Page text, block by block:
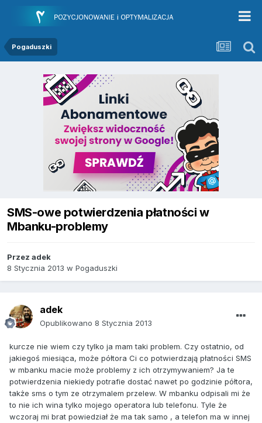
Pogaduszki
SMS-owe potwierdzenia płatności w
Mbanku-problemy
Przez adek
8 Stycznia 2013 w Pogaduszki
adek
Opublikowano 8 Stycznia 2013
kurcze nie wiem czy tylko ja mam taki problem. Czy ostatnio, od
jakiegoś miesiąca, może półtora Ci co potwierdzają płatności SMS
w mbanku macie może problemy z ich otrzymywaniem? Ja te
potwierdzenia niekiedy potrafie dostać nawet po godzinie półtora,
także sms o tym ze otrzymalem przelew. W mbanku odpisali mi że
to nie ich wina tylko mojego operatora lub telefonu. Tyle że
wczoraj mi brat powiedział że ma tak samo , a telefon ma w innej